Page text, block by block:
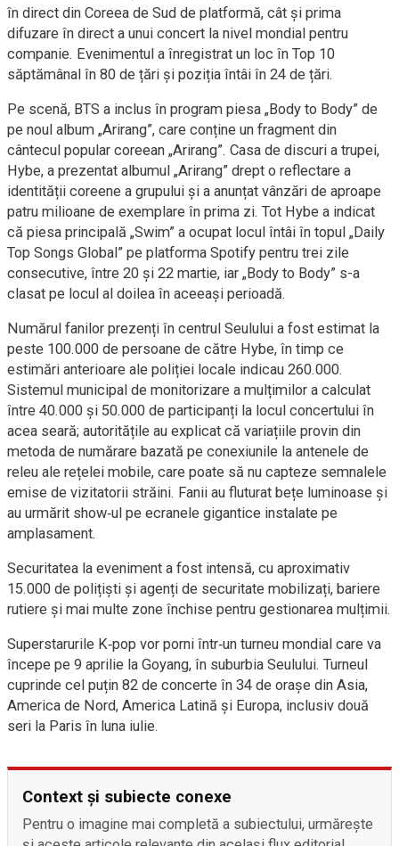
în direct din Coreea de Sud de platformă, cât și prima
difuzare în direct a unui concert la nivel mondial pentru
companie. Evenimentul a înregistrat un loc în Top 10
săptămânal în 80 de țări și poziția întâi în 24 de țări.
Pe scenă, BTS a inclus în program piesa „Body to Body” de
pe noul album „Arirang”, care conține un fragment din
cântecul popular coreean „Arirang”. Casa de discuri a trupei,
Hybe, a prezentat albumul „Arirang” drept o reflectare a
identității coreene a grupului și a anunțat vânzări de aproape
patru milioane de exemplare în prima zi. Tot Hybe a indicat
că piesa principală „Swim” a ocupat locul întâi în topul „Daily
Top Songs Global” pe platforma Spotify pentru trei zile
consecutive, între 20 și 22 martie, iar „Body to Body” s-a
clasat pe locul al doilea în aceeași perioadă.
Numărul fanilor prezenți în centrul Seulului a fost estimat la
peste 100.000 de persoane de către Hybe, în timp ce
estimări anterioare ale poliției locale indicau 260.000.
Sistemul municipal de monitorizare a mulțimilor a calculat
între 40.000 și 50.000 de participanți la locul concertului în
acea seară; autoritățile au explicat că variațiile provin din
metoda de numărare bazată pe conexiunile la antenele de
releu ale rețelei mobile, care poate să nu capteze semnalele
emise de vizitatorii străini. Fanii au fluturat bețe luminoase și
au urmărit show‑ul pe ecranele gigantice instalate pe
amplasament.
Securitatea la eveniment a fost intensă, cu aproximativ
15.000 de polițiști și agenți de securitate mobilizați, bariere
rutiere şi mai multe zone închise pentru gestionarea mulțimii.
Superstarurile K‑pop vor porni într‑un turneu mondial care va
începe pe 9 aprilie la Goyang, în suburbia Seulului. Turneul
cuprinde cel puțin 82 de concerte în 34 de orașe din Asia,
America de Nord, America Latină și Europa, inclusiv două
seri la Paris în luna iulie.
Context și subiecte conexe
Pentru o imagine mai completă a subiectului, urmărește